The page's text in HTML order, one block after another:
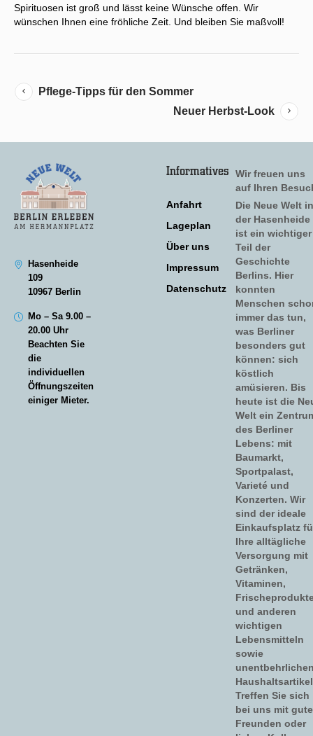
Spirituosen ist groß und lässt keine Wünsche offen. Wir
wünschen Ihnen eine fröhliche Zeit. Und bleiben Sie maßvoll!
Pflege-Tipps für den Sommer
Neuer Herbst-Look
Hasenheide
109
10967 Berlin
Mo – Sa 9.00 –
20.00 Uhr
Beachten Sie
die
individuellen
Öffnungszeiten
einiger Mieter.
Informatives
Anfahrt
Lageplan
Über uns
Impressum
Datenschutz
Wir freuen uns
auf Ihren
Die Neue Welt in
der Hasenheide
ist ein wichtiger
Teil der
Geschichte
Berlins. Hier
konnten
Menschen
immer das tun,
was Berliner
besonders gut
können: sich
köstlich
amüsieren. Bis
heute ist die
Welt ein
des Berliner
Lebens: mit
Baumarkt,
Sportpalast,
Varieté und
Konzerten. Wir
sind der ideale
Einkaufsplatz
Ihre alltägliche
Versorgung mit
Getränken,
Vitaminen,
und anderen
wichtigen
Lebensmitteln
sowie
Treffen Sie sich
bei uns mit
Freunden oder